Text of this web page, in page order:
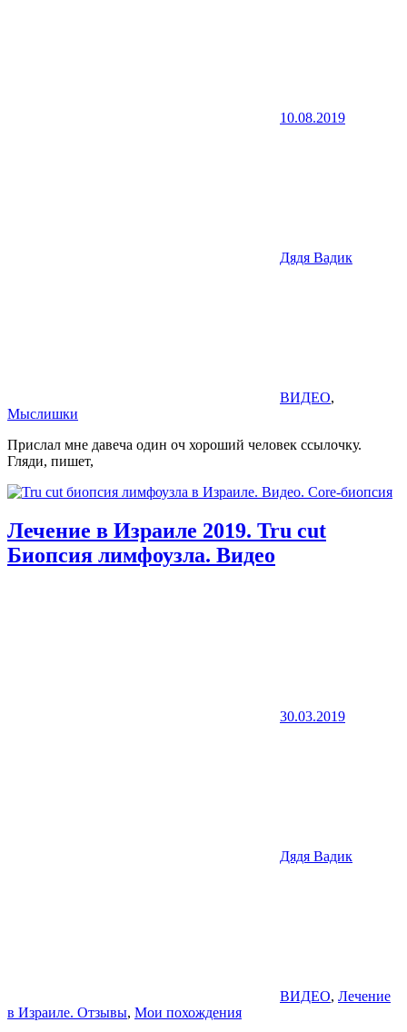
10.08.2019
Дядя Вадик
ВИДЕО,
Мыслишки
Прислал мне давеча один оч хороший человек ссылочку.
Гляди, пишет,
Лечение в Израиле 2019. Tru cut
Биопсия лимфоузла. Видео
30.03.2019
Дядя Вадик
ВИДЕО, Лечение
в Израиле. Отзывы, Мои похождения